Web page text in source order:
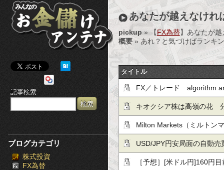
み
ん
な
の
お
金
儲
け
ア
記事検索
ブログカテゴリ
株式投資
FX為替
あなたが越えなけれ
pickup » 【FX為替】あなたが越
概要» あれ？と気づけばランキ
タイトル
FX／トレード algorithm
(2026.6.4)
キオクシア株は高嶺の花
家「手が出ない」
Milton Markets（ミルトン
ャンペーン内容
USD/JPY円安局面の自動
急変動を避ける実践設計
［予想］[米ドル円]160円